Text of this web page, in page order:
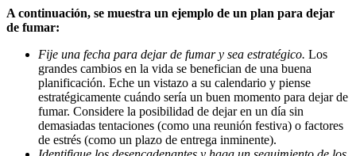
A continuación, se muestra un ejemplo de un plan para dejar
de fumar:
Fije una fecha para dejar de fumar y sea estratégico. Los
grandes cambios en la vida se benefician de una buena
planificación. Eche un vistazo a su calendario y piense
estratégicamente cuándo sería un buen momento para dejar de
fumar. Considere la posibilidad de dejar en un día sin
demasiadas tentaciones (como una reunión festiva) o factores
de estrés (como un plazo de entrega inminente).